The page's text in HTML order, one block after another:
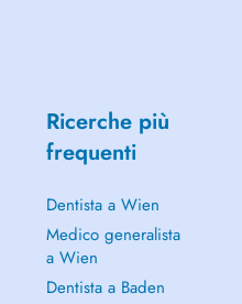
Ricerche più
frequenti
Dentista a Wien
Medico generalista
a Wien
Dentista a Baden